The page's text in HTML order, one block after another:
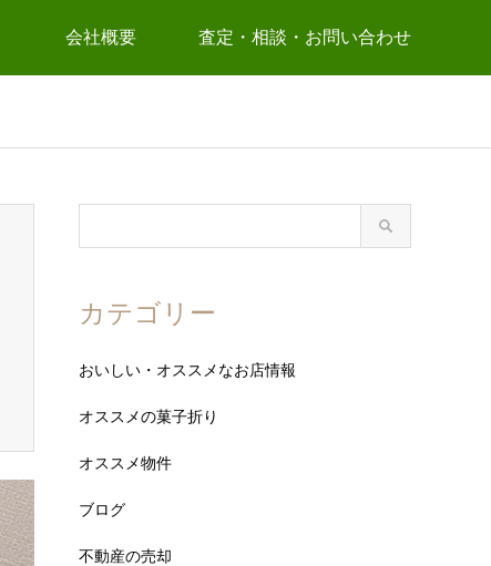
会社概要 査定・相談・お問い合わせ
カテゴリー
おいしい・オススメなお店情報
オススメの菓子折り
オススメ物件
ブログ
不動産の売却